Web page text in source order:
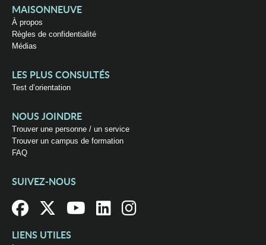
MAISONNEUVE
À propos
Règles de confidentialité
Médias
LES PLUS CONSULTÉS
Test d’orientation
NOUS JOINDRE
Trouver une personne / un service
Trouver un campus de formation
FAQ
SUIVEZ-NOUS
LIENS UTILES